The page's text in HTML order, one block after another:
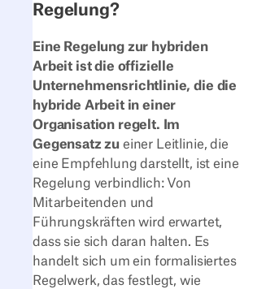
Regelung?
Eine Regelung zur hybriden
Arbeit ist die offizielle
Unternehmensrichtlinie, die die
hybride Arbeit in einer
Organisation regelt. Im
Gegensatz zu einer Leitlinie, die
eine Empfehlung darstellt, ist eine
Regelung verbindlich: Von
Mitarbeitenden und
Führungskräften wird erwartet,
dass sie sich daran halten. Es
handelt sich um ein formalisiertes
Regelwerk, das festlegt, wie